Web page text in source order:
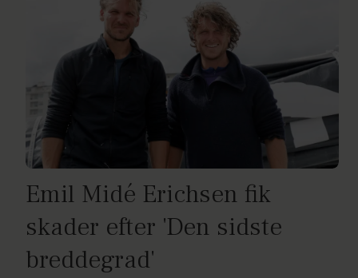
Emil Midé Erichsen fik
skader efter 'Den sidste
breddegrad'